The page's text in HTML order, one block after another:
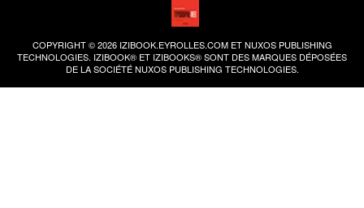
COPYRIGHT © 2026 IZIBOOK.EYROLLES.COM ET NUXOS PUBLISHING
TECHNOLOGIES. IZIBOOK® ET IZIBOOKS®SONT DES MARQUES DÉPOSÉES
DE LA SOCIÉTÉNUXOS PUBLISHING TECHNOLOGIES.